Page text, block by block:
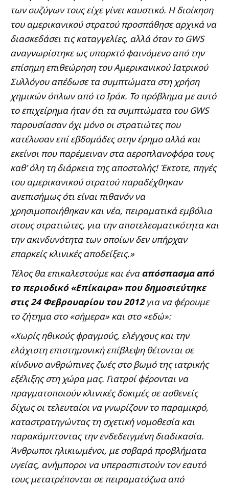
των συζύγων τους είχε γίνει καυστικό. Η διοίκηση
του αμερικανικού στρατού προσπάθησε αρχικά να
διασκεδάσει τις καταγγελίες, αλλά όταν το GWS
αναγνωρίστηκε ως υπαρκτό φαινόμενο από την
επίσημη επιθεώρηση του Αμερικανικού Ιατρικού
Συλλόγου απέδωσε τα συμπτώματα στη χρήση
χημικών όπλων από το Ιράκ. Το πρόβλημα με αυτό
το επιχείρημα ήταν ότι τα συμπτώματα του GWS
παρουσίασαν όχι μόνο οι στρατιώτες που
κατέλυσαν επί εβδομάδες στην έρημο αλλά και
εκείνοι που παρέμειναν στα αεροπλανοφόρα τους
καθ’ όλη τη διάρκεια της αποστολής! Έκτοτε, πηγές
του αμερικανικού στρατού παραδέχθηκαν
ανεπισήμως ότι είναι πιθανόν να
χρησιμοποιήθηκαν και νέα, πειραματικά εμβόλια
στους στρατιώτες, για την αποτελεσματικότητα και
την ακινδυνότητα των οποίων δεν υπήρχαν
επαρκείς κλινικές αποδείξεις.»
Τέλος θα επικαλεστούμε και ένααπόσπασμα από
το περιοδικό «Επίκαιρα» που δημοσιεύτηκε
στις 24 Φεβρουαρίου του 2012για να φέρουμε
το ζήτημα στο «σήμερα» και στο «εδώ»:
«Χωρίς ηθικούς φραγμούς, ελέγχους και την
ελάχιστη επιστημονική επίβλεψη θέτονται σε
κίνδυνο ανθρώπινες ζωές στο βωμό της ιατρικής
εξέλιξης στη χώρα μας. Γιατροί φέρονται να
πραγματοποιούν κλινικές δοκιμές σε ασθενείς
δίχως οι τελευταίοι να γνωρίζουν το παραμικρό,
καταστρατηγώντας τη σχετική νομοθεσία και
παρακάμπτοντας την ενδεδειγμένη διαδικασία.
Άνθρωποι ηλικιωμένοι, με σοβαρά προβλήματα
υγείας, ανήμποροι να υπερασπιστούν τον εαυτό
τους μετατρέπονται σε πειραματόζωα από